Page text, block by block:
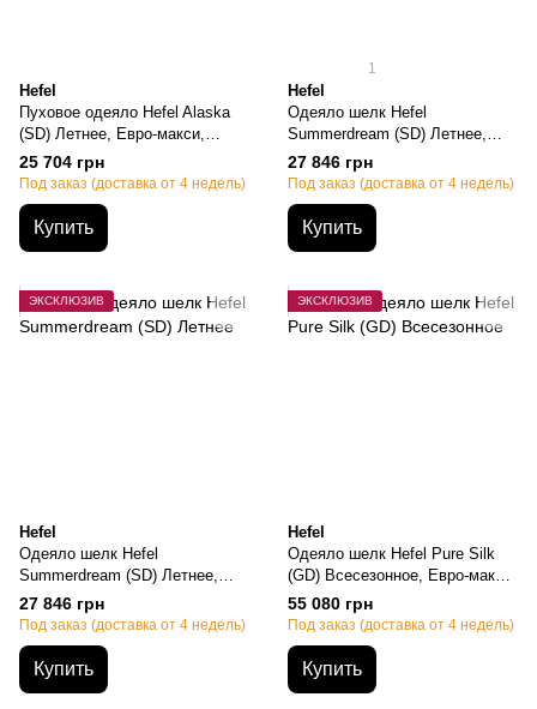
Hefel
Пуховое одеяло Hefel Alaska
(SD) Летнее, Евро-макси,
220х240см, 440 грамм
25 704 грн
Под заказ (доставка от 4 недель)
Купить
1
Hefel
Одеяло шелк Hefel
Summerdream (SD) Летнее,
Евро-макси, 220х240см, 1130
грамм
27 846 грн
Под заказ (доставка от 4 недель)
Купить
ЭКСКЛЮЗИВ
Hefel
Одеяло шелк Hefel
Summerdream (SD) Летнее,
Евро-макси, 220х240см, 1130
грамм
27 846 грн
Под заказ (доставка от 4 недель)
Купить
ЭКСКЛЮЗИВ
Hefel
Одеяло шелк Hefel Pure Silk
(GD) Всесезонное, Евро-макси,
220х240см, 2270 грамм
55 080 грн
Под заказ (доставка от 4 недель)
Купить